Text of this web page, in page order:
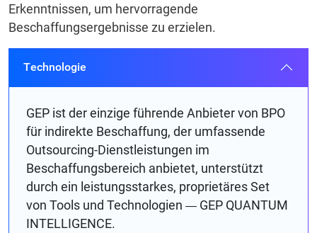
Erkenntnissen, um hervorragende
Beschaffungsergebnisse zu erzielen.
Technologie
GEP ist der einzige führende Anbieter von BPO
für indirekte Beschaffung, der umfassende
Outsourcing-Dienstleistungen im
Beschaffungsbereich anbietet, unterstützt
durch ein leistungsstarkes, proprietäres Set
von Tools und Technologien — GEP QUANTUM
INTELLIGENCE.